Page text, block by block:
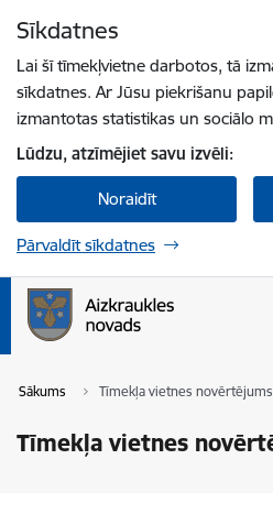
Sīkdatnes
Lai šī tīmekļvietne darbotos, tā
sīkdatnes. Ar Jūsu piekrišanu
izmantotas statistikas un sociālo
Lūdzu, atzīmējiet savu izvēli:
Noraidīt
Pārvaldīt sīkdatnes
Sākums Tīmekļa vietnes novērtējums
Tīmekļa vietnes